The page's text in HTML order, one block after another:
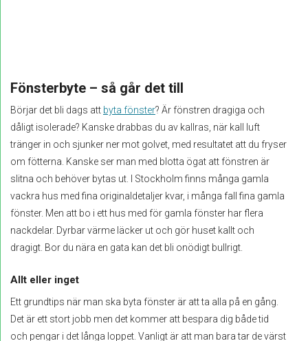
Fönsterbyte – så går det till
Börjar det bli dags att byta fönster? Är fönstren dragiga och
dåligt isolerade? Kanske drabbas du av kallras, när kall luft
tränger in och sjunker ner mot golvet, med resultatet att du fryser
om fötterna. Kanske ser man med blotta ögat att fönstren är
slitna och behöver bytas ut. I Stockholm finns många gamla
vackra hus med fina originaldetaljer kvar, i många fall fina gamla
fönster. Men att bo i ett hus med för gamla fönster har flera
nackdelar. Dyrbar värme läcker ut och gör huset kallt och
dragigt. Bor du nära en gata kan det bli onödigt bullrigt.
Allt eller inget
Ett grundtips när man ska byta fönster är att ta alla på en gång.
Det är ett stort jobb men det kommer att bespara dig både tid
och pengar i det långa loppet. Vanligt är att man bara tar de värst